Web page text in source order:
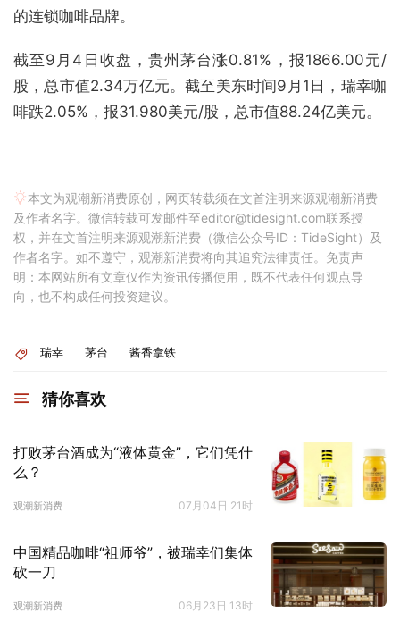
的连锁咖啡品牌。
截至9月4日收盘，贵州茅台涨0.81%，报1866.00元/
股，总市值2.34万亿元。截至美东时间9月1日，瑞幸咖
啡跌2.05%，报31.980美元/股，总市值88.24亿美元。
本文为观潮新消费原创，网页转载须在文首注明来源观潮新消费
及作者名字。微信转载可发邮件至editor@tidesight.com联系授
权，并在文首注明来源观潮新消费（微信公众号ID：TideSight）及
作者名字。如不遵守，观潮新消费将向其追究法律责任。免责声
明：本网站所有文章仅作为资讯传播使用，既不代表任何观点导
向，也不构成任何投资建议。
瑞幸 茅台 酱香拿铁
猜你喜欢
打败茅台酒成为“液体黄金”，它们凭什
么？
观潮新消费 07月04日 21时
中国精品咖啡“祖师爷”，被瑞幸们集体
砍一刀
观潮新消费 06月23日 13时